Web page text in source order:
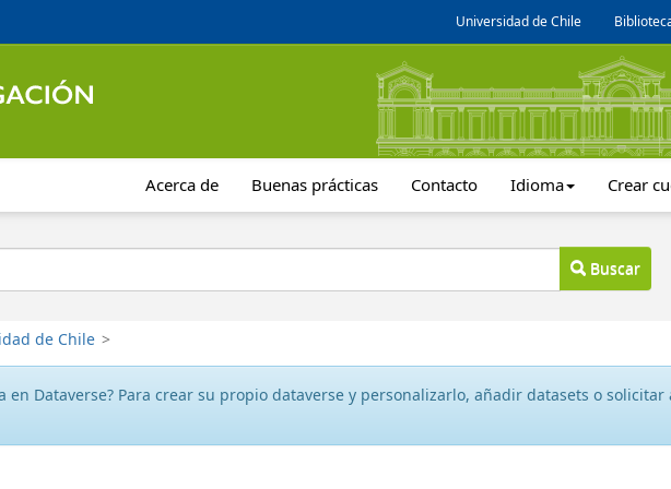
Universidad de Chile
Acerca de Buenas prácticas Contacto Idioma Crear
Buscar
de Chile >
en Dataverse? Para crear su propio dataverse y personalizarlo, añadir datasets o solicitar